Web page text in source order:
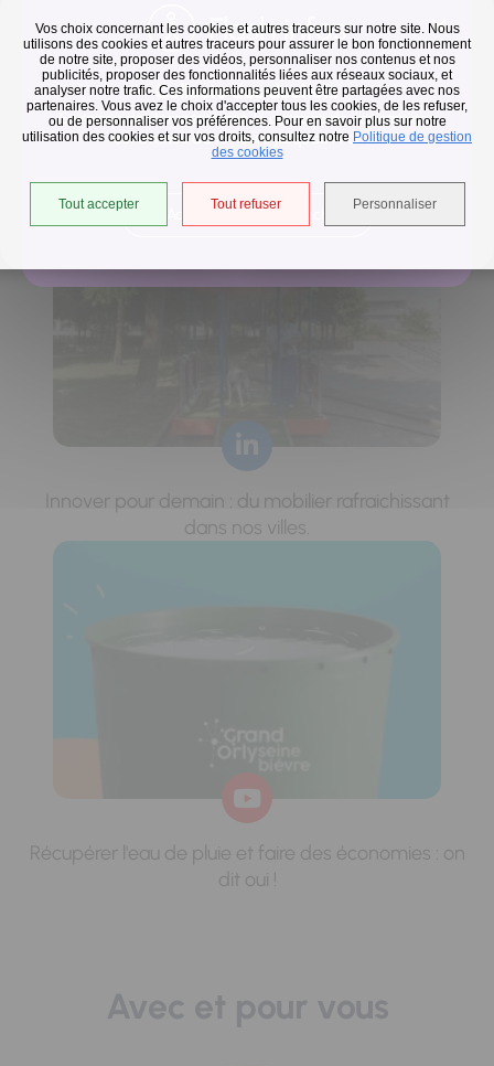
Vos choix concernant les cookies et autres traceurs sur notre site. Nous
utilisons des cookies et autres traceurs pour assurer le bon fonctionnement
de notre site, proposer des vidéos, personnaliser nos contenus et nos
publicités, proposer des fonctionnalités liées aux réseaux sociaux, et
analyser notre trafic. Ces informations peuvent être partagées avec nos
partenaires. Vous avez le choix d'accepter tous les cookies, de les refuser,
ou de personnaliser vos préférences. Pour en savoir plus sur notre
utilisation des cookies et sur vos droits, consultez notre Politique de gestion
des cookies
Tout accepter Tout refuser Personnaliser
Flash infos
Collecte des déchets
En raison des températures, le passage de nos camions
est avancé d'une heure jusqu'au 14 août.
Accéder à l'univers déchets
Horaires de collecte adaptés aux périodes de fortes
Innover pour demain : du mobilier rafraichissant
dans nos villes.
Récupérer l'eau de pluie et faire des économies : on
dit oui !
Avec et pour vous